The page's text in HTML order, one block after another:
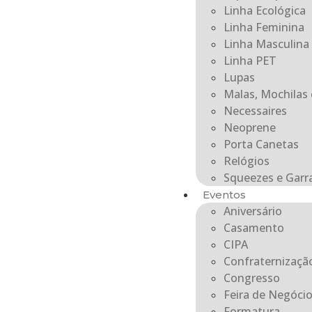
Linha Ecológica
Linha Feminina
Linha Masculina
Linha PET
Lupas
Malas, Mochilas
Necessaires
Neoprene
Porta Canetas
Relógios
Squeezes e
Eventos
Aniversário
Casamento
CIPA
Congresso
Feira de